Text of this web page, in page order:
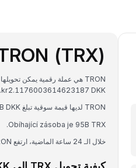
(TRX)
kr2.1176003614623187 DKK.
TRON لديها قيمة سوقية تبلغ kr200.90B DKK وحجم تداول على مدار 24 ساعة يبلغ kr1.85B DKK.
Obíhající zásoba je 95B TRX.
خلال الـ 24 ساعة الماضية، ارتفع TRON بنسبة 0.12%.